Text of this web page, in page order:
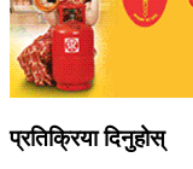
प्रतिक्रिया दिनुहोस्